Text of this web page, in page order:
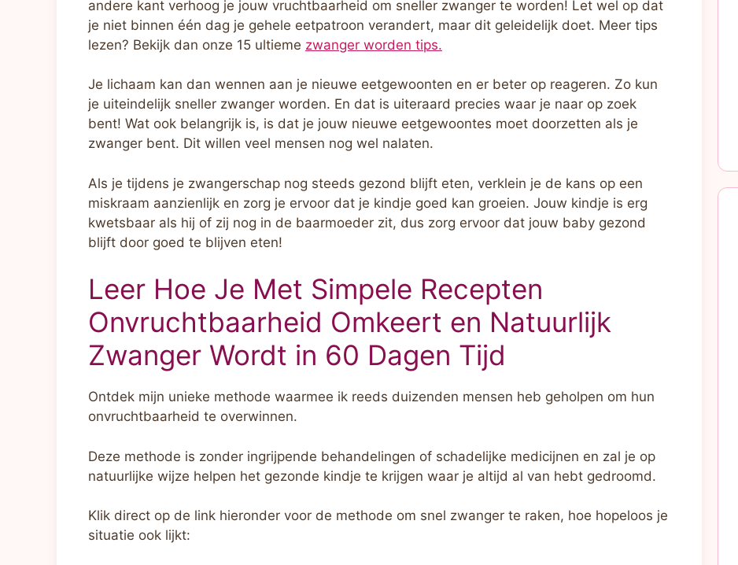
andere kant verhoog je jouw vruchtbaarheid om sneller zwanger te worden! Let wel op dat
je niet binnen één dag je gehele eetpatroon verandert, maar dit geleidelijk doet. Meer tips
lezen? Bekijk dan onze 15 ultieme zwanger worden tips.
Je lichaam kan dan wennen aan je nieuwe eetgewoonten en er beter op reageren. Zo kun
je uiteindelijk sneller zwanger worden. En dat is uiteraard precies waar je naar op zoek
bent! Wat ook belangrijk is, is dat je jouw nieuwe eetgewoontes moet doorzetten als je
zwanger bent. Dit willen veel mensen nog wel nalaten.
Als je tijdens je zwangerschap nog steeds gezond blijft eten, verklein je de kans op een
miskraam aanzienlijk en zorg je ervoor dat je kindje goed kan groeien. Jouw kindje is erg
kwetsbaar als hij of zij nog in de baarmoeder zit, dus zorg ervoor dat jouw baby gezond
blijft door goed te blijven eten!
Leer Hoe Je Met Simpele Recepten
Onvruchtbaarheid Omkeert en Natuurlijk
Zwanger Wordt in 60 Dagen Tijd
Ontdek mijn unieke methode waarmee ik reeds duizenden mensen heb geholpen om hun
onvruchtbaarheid te overwinnen.
Deze methode is zonder ingrijpende behandelingen of schadelijke medicijnen en zal je op
natuurlijke wijze helpen het gezonde kindje te krijgen waar je altijd al van hebt gedroomd.
Klik direct op de link hieronder voor de methode om snel zwanger te raken, hoe hopeloos je
situatie ook lijkt: